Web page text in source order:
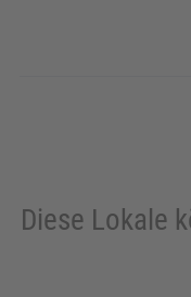
Diese Lokale